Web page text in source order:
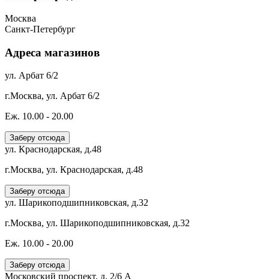
Москва
Санкт-Петербург
Адреса магазинов
ул. Арбат 6/2
г.Москва, ул. Арбат 6/2
Еж. 10.00 - 20.00
Заберу отсюда
ул. Краснодарская, д.48
г.Москва, ул. Краснодарская, д.48
Заберу отсюда
ул. Шарикоподшипниковская, д.32
г.Москва, ул. Шарикоподшипниковская, д.32
Еж. 10.00 - 20.00
Заберу отсюда
Московский проспект, д. 2/6 А